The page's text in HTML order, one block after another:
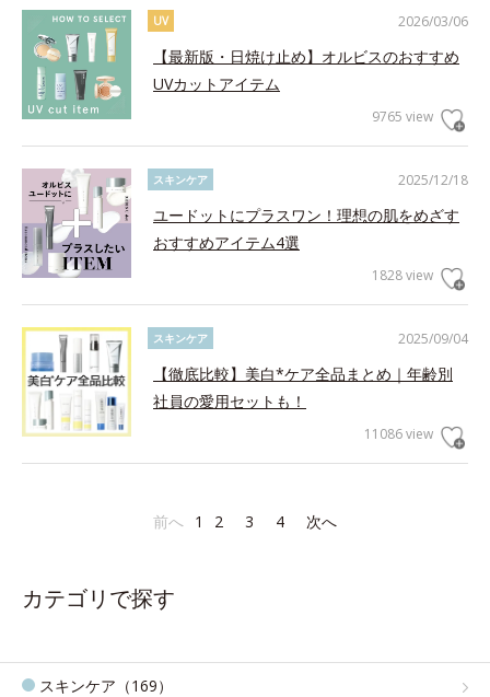
2026/03/06
UV
【最新版・日焼け止め】オルビスのおすすめ
UVカットアイテム
9765 view
2025/12/18
スキンケア
ユードットにプラスワン！理想の肌をめざす
おすすめアイテム4選
1828 view
2025/09/04
スキンケア
【徹底比較】美白*ケア全品まとめ｜年齢別
社員の愛用セットも！
11086 view
前へ 1 2 3 4 次へ
カテゴリで探す
スキンケア（169）